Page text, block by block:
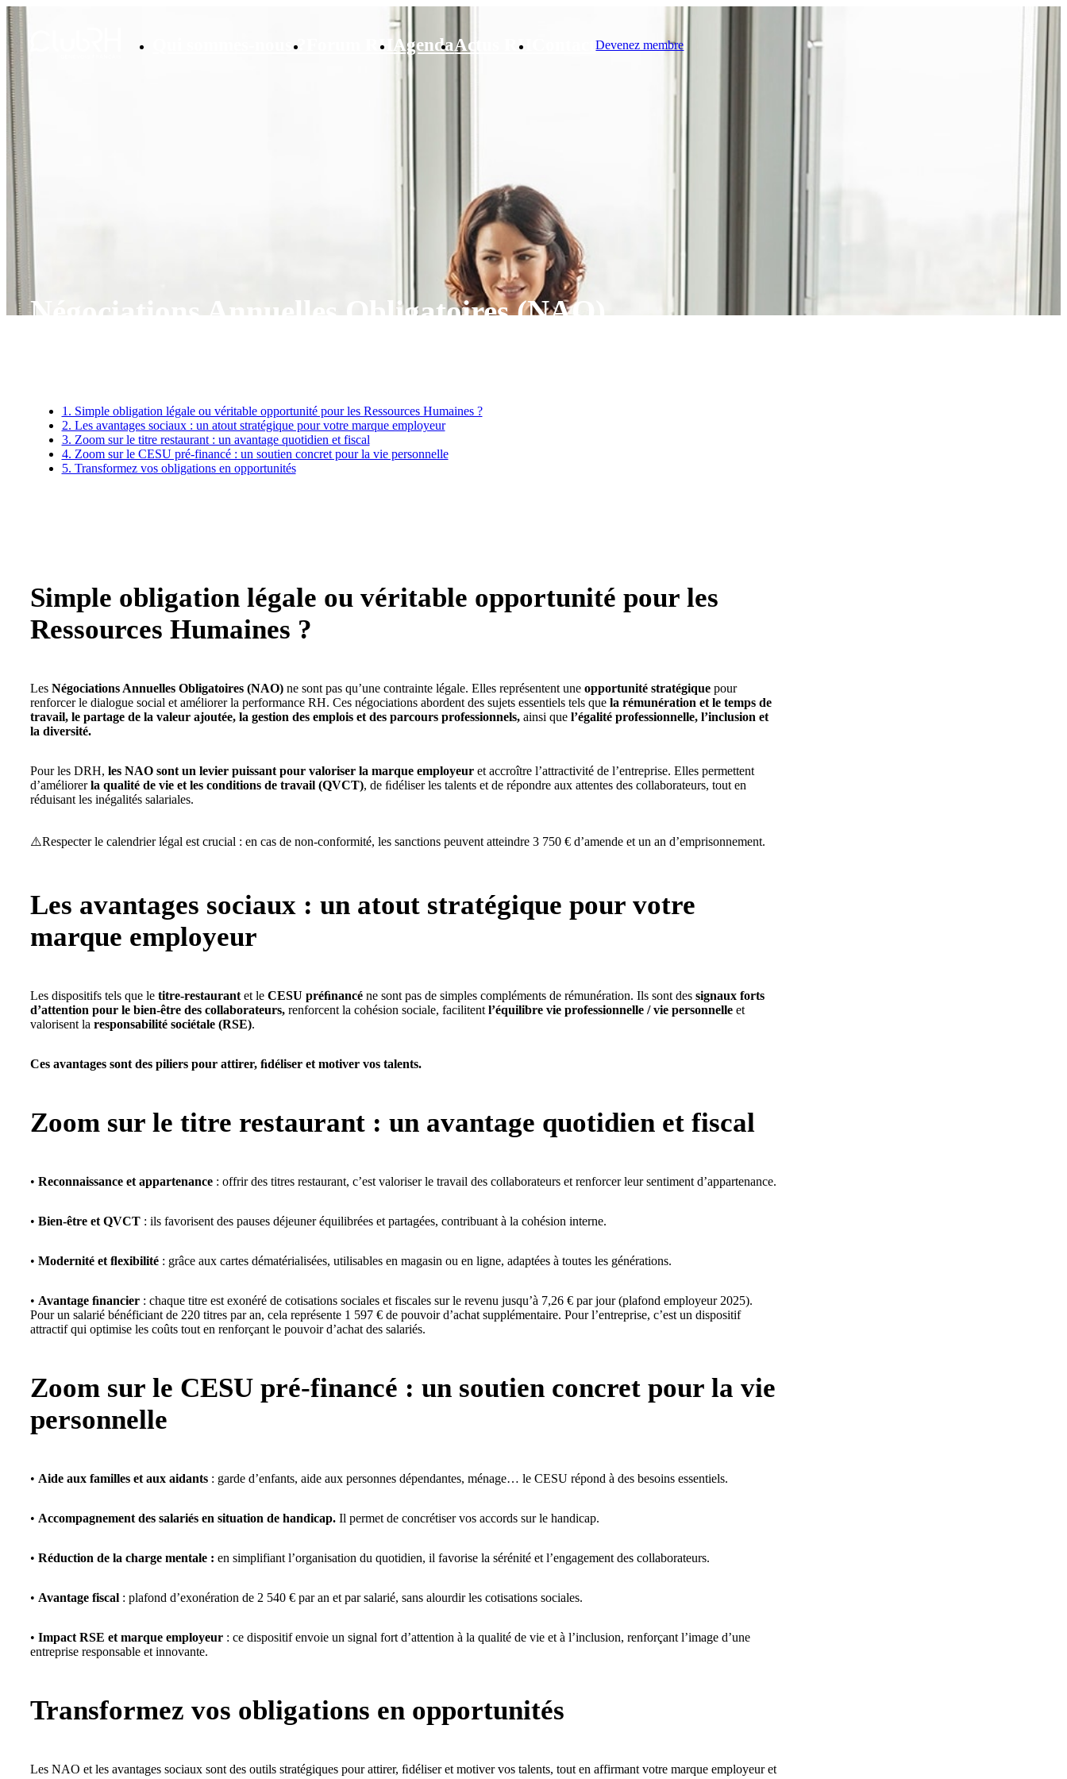
Qui sommes-nous ? Forum RH AgendaActus RH ContactDevenez membre
Négociations Annuelles Obligatoires (NAO)
1. Simple obligation légale ou véritable opportunité pour les Ressources Humaines ?
2. Les avantages sociaux : un atout stratégique pour votre marque employeur
3. Zoom sur le titre restaurant : un avantage quotidien et fiscal
4. Zoom sur le CESU pré-financé : un soutien concret pour la vie personnelle
5. Transformez vos obligations en opportunités
Simple obligation légale ou véritable opportunité pour les
Ressources Humaines ?
Les Négociations Annuelles Obligatoires (NAO)ne sont pas qu’une contrainte légale. Elles représentent uneopportunité stratégiquepour
renforcer le dialogue social et améliorer la performance RH. Ces négociations abordent des sujets essentiels tels que la rémunération et le temps de
travail, le partage de la valeur ajoutée, la gestion des emplois et des parcours professionnels,ainsi que l’égalité professionnelle, l’inclusion et
la diversité.
Pour les DRH, les NAO sont un levier puissant pour valoriser la marque employeuret accroître l’attractivité de l’entreprise. Elles permettent
d’améliorerla qualité de vie et les conditions de travail (QVCT), de ﬁdéliser les talents et de répondre aux attentes des collaborateurs, tout en
réduisant les inégalités salariales.
⚠️Respecter le calendrier légal est crucial : en cas de non-conformité, les sanctions peuvent atteindre 3 750 € d’amende et un an d’emprisonnement.
Les avantages sociaux : un atout stratégique pour votre
marque employeur
Les dispositifs tels que letitre-restaurantet le CESU préﬁnancéne sont pas de simples compléments de rémunération. Ils sont des signaux forts
d’attention pour le bien-être des collaborateurs,renforcent la cohésion sociale, facilitent l’équilibre vie professionnelle / vie personnelleet
valorisent la responsabilité sociétale (RSE).
Ces avantages sont des piliers pour attirer, ﬁdéliser et motiver vos talents.
Zoom sur le titre restaurant : un avantage quotidien et fiscal
• Reconnaissance et appartenance: offrir des titres restaurant, c’est valoriser le travail des collaborateurs et renforcer leur sentiment d’appartenance.
• Bien-être et QVCT: ils favorisent des pauses déjeuner équilibrées et partagées, contribuant à la cohésion interne.
• Modernité et ﬂexibilité: grâce aux cartes dématérialisées, utilisables en magasin ou en ligne, adaptées à toutes les générations.
• Avantage ﬁnancier: chaque titre est exonéré de cotisations sociales et fiscales sur le revenu jusqu’à 7,26 € par jour (plafond employeur 2025).
Pour un salarié bénéficiant de 220 titres par an, cela représente 1 597 € de pouvoir d’achat supplémentaire. Pour l’entreprise, c’est un dispositif
attractif qui optimise les coûts tout en renforçant le pouvoir d’achat des salariés.
Zoom sur le CESU pré-financé : un soutien concret pour la vie
personnelle
• Aide aux familles et aux aidants: garde d’enfants, aide aux personnes dépendantes, ménage… le CESU répond à des besoins essentiels.
• Accompagnement des salariés en situation de handicap.Il permet de concrétiser vos accords sur le handicap.
• Réduction de la charge mentale : en simplifiant l’organisation du quotidien, il favorise la sérénité et l’engagement des collaborateurs.
• Avantage fiscal: plafond d’exonération de 2 540 € par an et par salarié, sans alourdir les cotisations sociales.
• Impact RSE et marque employeur: ce dispositif envoie un signal fort d’attention à la qualité de vie et à l’inclusion, renforçant l’image d’une
entreprise responsable et innovante.
Transformez vos obligations en opportunités
Les NAO et les avantages sociaux sont des outils stratégiques pour attirer, ﬁdéliser et motiver vos talents, tout en affirmant votre marque employeur et